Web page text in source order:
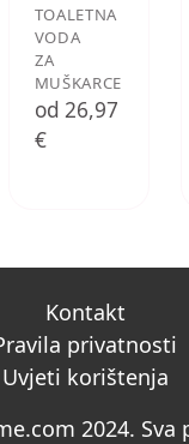
TOALETNA
VODA
ZA
MUŠKARCE
od 26,97
€
Kontakt
privatnosti
Uvjeti korištenja
2024. Sva